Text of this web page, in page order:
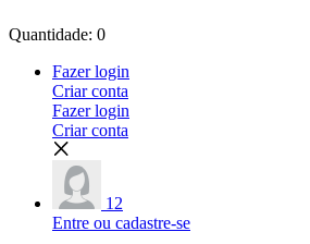
Quantidade: 0
Fazer login
Criar conta
Fazer login
Criar conta
12
Entre ou cadastre-se